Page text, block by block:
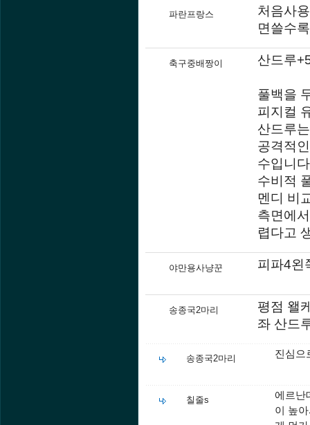
파란프랑스
처음사
면쓸수
축구중배짱이 산드루
풀백을
피지컬
산드루
공격적
수입니
수비적
멘디 비
측면에
렵다고
야만용사냥꾼 피파4왼
송종국2마리
평점 왤
좌 산드
송종국2마리 진심으
칠줄s
에르난
이 높